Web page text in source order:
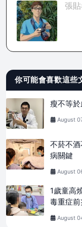
張貼
你可能會喜歡這些
瘦不等
August
不菸不
病關鍵
August
1歲童高
毒重症
August